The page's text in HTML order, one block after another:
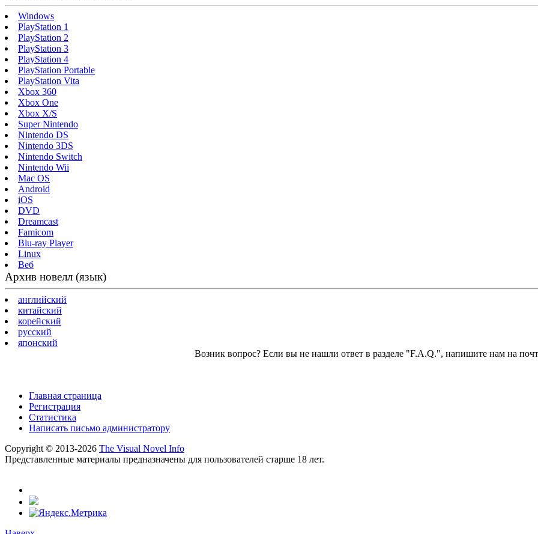
Windows
PlayStation 1
PlayStation 2
PlayStation 3
PlayStation 4
PlayStation Portable
PlayStation Vita
Xbox 360
Xbox One
Xbox X/S
Super Nintendo
Nintendo DS
Nintendo 3DS
Nintendo Switch
Nintendo Wii
Mac OS
Android
iOS
DVD
Dreamcast
Famicom
Blu-ray Player
Linux
Веб
Архив новелл (язык)
английский
китайский
корейский
русский
японский
Возник вопрос? Если вы не нашли ответ в разделе "F.A.Q.", напишите нам на
Главная страница
Регистрация
Статистика
Написать письмо администратору
Copyright © 2013-2026 The Visual Novel Info
Представленные материалы предназначены для пользователей старше 18 лет.